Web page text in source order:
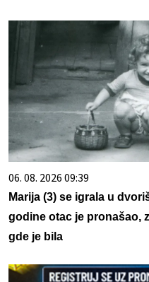
06. 08. 2026 09:39
Marija (3) se igrala u
godine otac je pronašao,
gde je bila